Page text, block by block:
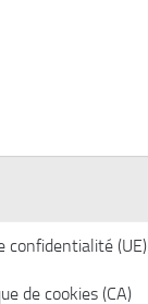
confidentialité (UE)
de cookies (CA)